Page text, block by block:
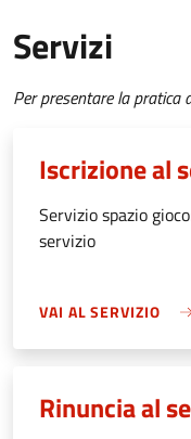
Servizi
Per presentare la pratica
Iscrizione al
Servizio spazio
servizio
VAI AL SERVIZIO
Rinuncia al